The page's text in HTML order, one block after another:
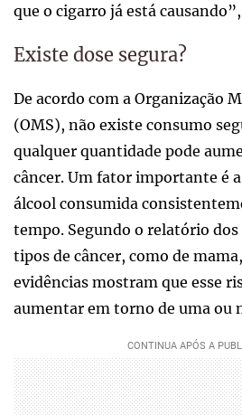
que o cigarro já está
Existe dose segura?
De acordo com a Organização
(OMS), não existe consumo
qualquer quantidade pode
câncer. Um fator importante é
álcool consumida
tempo. Segundo o relatório dos
tipos de câncer, como de
evidências mostram que esse
aumentar em torno de uma ou